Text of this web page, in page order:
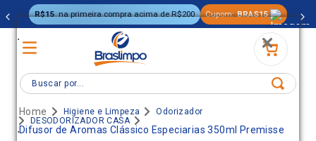
.
.
R$15 na primeira compra acima de R$200 Cupom: BRAS15
Buscar por...
Higiene e Limpeza
Odorizador
DESODORIZADOR CASA
Difusor de Aromas Clássico Especiarias 350ml Premisse